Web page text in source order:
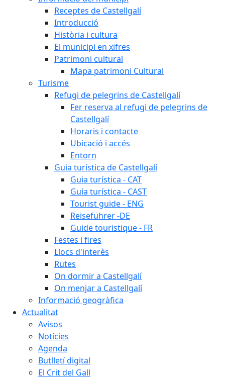
Receptes de Castellgalí
Introducció
Història i cultura
El municipi en xifres
Patrimoni cultural
Mapa patrimoni Cultural
Turisme
Refugi de pelegrins de Castellgalí
Fer reserva al refugi de pelegrins de
Castellgalí
Horaris i contacte
Ubicació i accés
Entorn
Guia turística de Castellgalí
Guia turística - CAT
Guía turística - CAST
Tourist guide - ENG
Reiseführer -DE
Guide touristique - FR
Festes i fires
Llocs d'interès
Rutes
On dormir a Castellgalí
On menjar a Castellgalí
Informació geogràfica
Actualitat
Avisos
Notícies
Agenda
Butlletí digital
El Crit del Gall